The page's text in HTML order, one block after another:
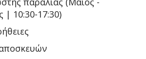
| 10:30-17:30)